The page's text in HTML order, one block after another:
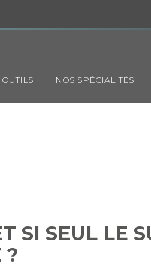
NOS SPÉCIALITÉS
SI SEUL LE
?